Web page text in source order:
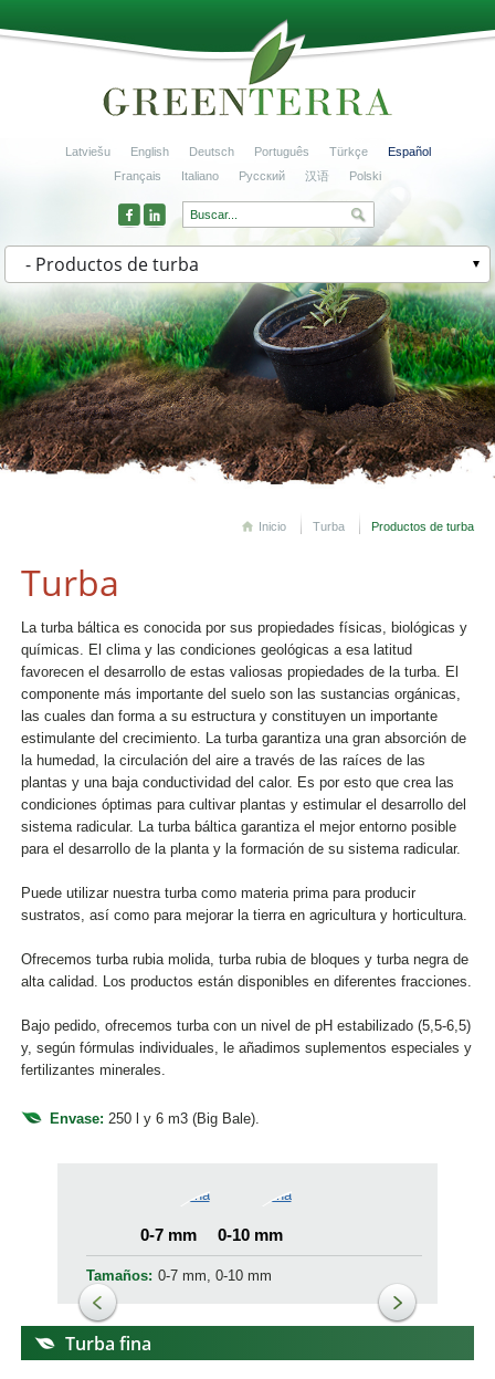
Latviešu English Deutsch Português Türkçe
Español
Français
Italiano Русский 汉语 Polski
- Productos de turba
Inicio Turba Productos de turba
Turba
La turba báltica es conocida por sus propiedades físicas, biológicas y
químicas. El clima y las condiciones geológicas a esa latitud
favorecen el desarrollo de estas valiosas propiedades de la turba. El
componente más importante del suelo son las sustancias orgánicas,
las cuales dan forma a su estructura y constituyen un importante
estimulante del crecimiento. La turba garantiza una gran absorción de
la humedad, la circulación del aire a través de las raíces de las
plantas y una baja conductividad del calor. Es por esto que crea las
condiciones óptimas para cultivar plantas y estimular el desarrollo del
sistema radicular. La turba báltica garantiza el mejor entorno posible
para el desarrollo de la planta y la formación de su sistema radicular.
Puede utilizar nuestra turba como materia prima para producir
sustratos, así como para mejorar la tierra en agricultura y horticultura.
Ofrecemos turba rubia molida, turba rubia de bloques y turba negra de
alta calidad. Los productos están disponibles en diferentes fracciones.
Bajo pedido, ofrecemos turba con un nivel de pH estabilizado (5,5-6,5)
y, según fórmulas individuales, le añadimos suplementos especiales y
fertilizantes minerales.
Envase:250 l y 6 m3 (Big Bale).
0-7 mm 0-10 mm
Tamaños: 0-7 mm, 0-10 mm
Turba fina